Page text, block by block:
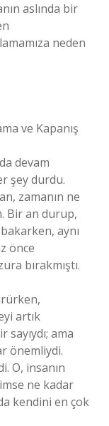
aslında bir
neden
ve Kapanış
devam
şey durdu.
zamanın ne
Bir an durup,
aynı
önce
bırakmıştı.
artık
ama
önemliydi.
O, insanın
ne kadar
kendini en çok